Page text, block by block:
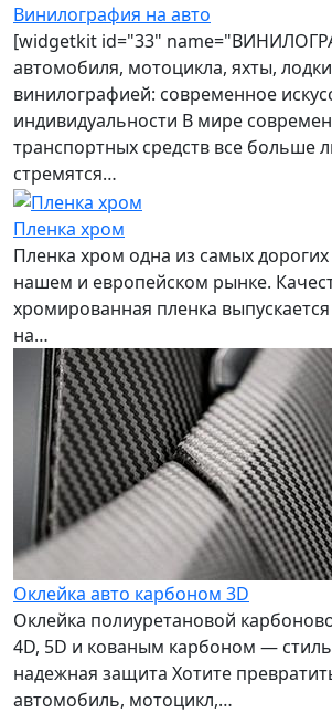
Винилография на авто
[widgetkit id="33"
автомобиля, мотоцикла, яхты,
винилографией: современное
индивидуальности В мире
транспортных средств все больше
стремятся…
Пленка хром
Пленка хром одна из самых
нашем и европейском рынке.
хромированная пленка
на…
Оклейка авто карбоном 3D
Оклейка полиуретановой
4D, 5D и кованым карбоном —
надежная защита Хотите
автомобиль, мотоцикл,…